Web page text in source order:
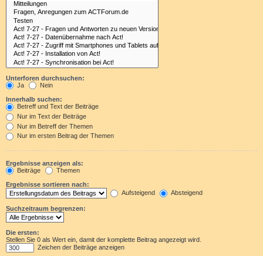
Unterforen durchsuchen:
Ja
Nein
Innerhalb suchen:
Betreff und Text der Beiträge
Nur im Text der Beiträge
Nur im Betreff der Themen
Nur im ersten Beitrag der Themen
Ergebnisse anzeigen als:
Beiträge
Themen
Ergebnisse sortieren nach:
Aufsteigend
Absteigend
Suchzeitraum begrenzen:
Die ersten:
Stellen Sie 0 als Wert ein, damit der komplette Beitrag angezeigt wird.
Zeichen der Beiträge anzeigen